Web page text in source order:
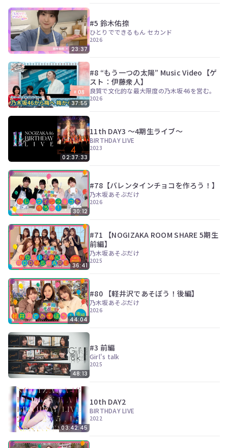
23:37
#5 鈴木佑捺
ひとりでできるもん セカンド
2026
37:55
#8 “もう一つの太陽” Music Video【ゲ
スト：伊藤衆人】
良質で文化的な最大限度の乃木坂46を営む。
2026
02:37:33
11th DAY3 ～4期生ライブ～
BIRTHDAY LIVE
2023
30:12
#78【バレンタインチョコを作ろう！】
乃木坂あそぶだけ
2026
36:41
#71 【NOGIZAKA ROOM SHARE 5期生
前編】
乃木坂あそぶだけ
2025
44:04
#80 【軽井沢であそぼう！後編】
乃木坂あそぶだけ
2026
48:13
#3 前編
Girl's talk
2025
03:42:45
10th DAY2
BIRTHDAY LIVE
2022